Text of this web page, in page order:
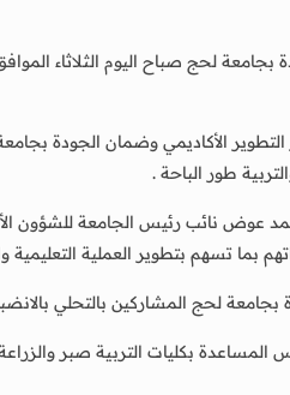
الأكاديمي وضمان الجودة
طور الباحة .
نائب رئيس الجامعة للشؤون
تسهم بتطوير العملية التعليمية
لحج المشاركين بالتحلي